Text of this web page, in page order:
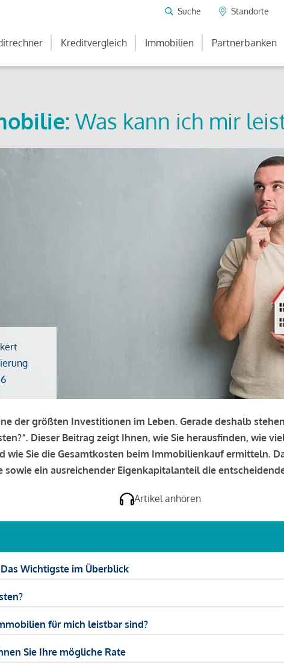
Suche Standorte
Kreditvergleich Immobilien Partnerbanken
Was kann ich mir
der größten Investitionen im Leben. Gerade deshalb
Dieser Beitrag zeigt Ihnen, wie Sie herausfinden, wie
wie Sie die Gesamtkosten beim Immobilienkauf ermitteln.
ein ausreichender Eigenkapitalanteil die
Artikel anhören
Wichtigste im Überblick
für mich leistbar sind?
Sie Ihre mögliche Rate